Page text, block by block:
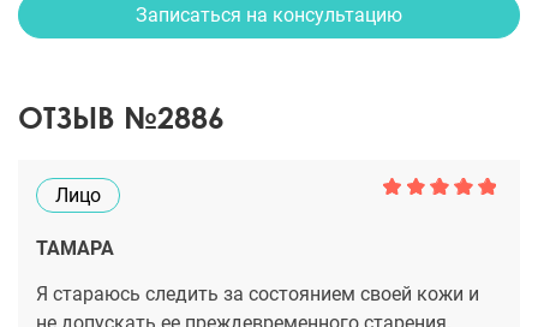
Записаться на консультацию
ОТЗЫВ №2886
Лицо
ТАМАРА
Я стараюсь следить за состоянием своей кожи и